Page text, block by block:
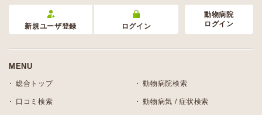
新規ユーザ登録 ログイン
動物病院
ログイン
MENU
総合トップ 動物病院検索
口コミ検索 動物病気 / 症状検索